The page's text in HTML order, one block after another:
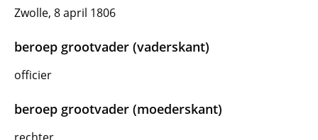
Zwolle, 8 april 1806
beroep grootvader (vaderskant)
officier
beroep grootvader (moederskant)